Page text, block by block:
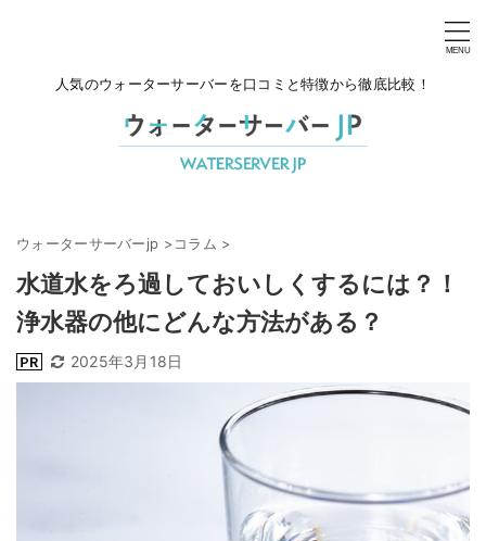
人気のウォーターサーバーを口コミと特徴から徹底比較！
ウォーターサーバーjp >コラム >
水道水をろ過しておいしくするには？！
浄水器の他にどんな方法がある？
2025年3月18日